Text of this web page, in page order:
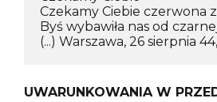
Czekamy Ciebie czerwona
Byś wybawiła nas od
(...) Warszawa, 26 sierpnia
UWARUNKOWANIA W